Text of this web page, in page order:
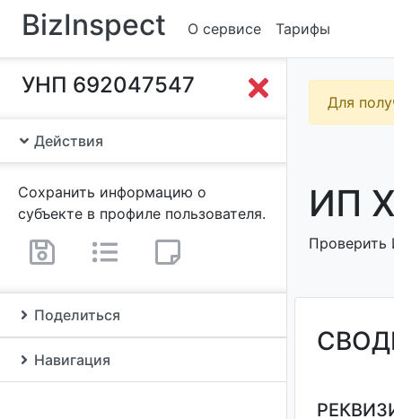
BizInspect О сервисе Тарифы
УНП 692047547
Действия
Сохранить информацию о
субъекте в профиле пользователя.
Поделиться
Навигация
Для
ИП
Проверить